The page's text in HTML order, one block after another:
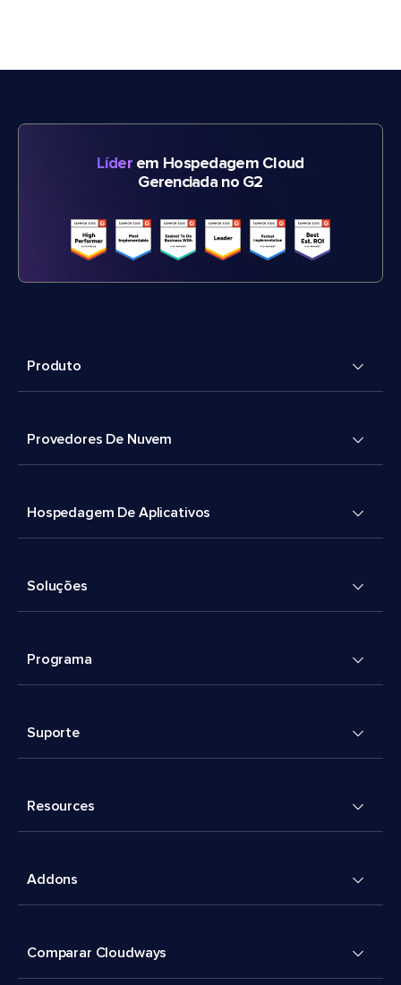
Líderem Hospedagem Cloud
Gerenciada no G2
Produto
Provedores De Nuvem
Hospedagem De Aplicativos
Soluções
Programa
Suporte
Resources
Addons
Comparar Cloudways